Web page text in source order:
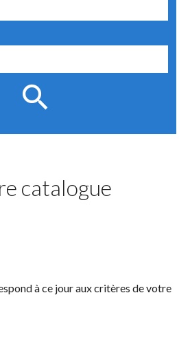
catalogue
à ce jour aux critères de votre